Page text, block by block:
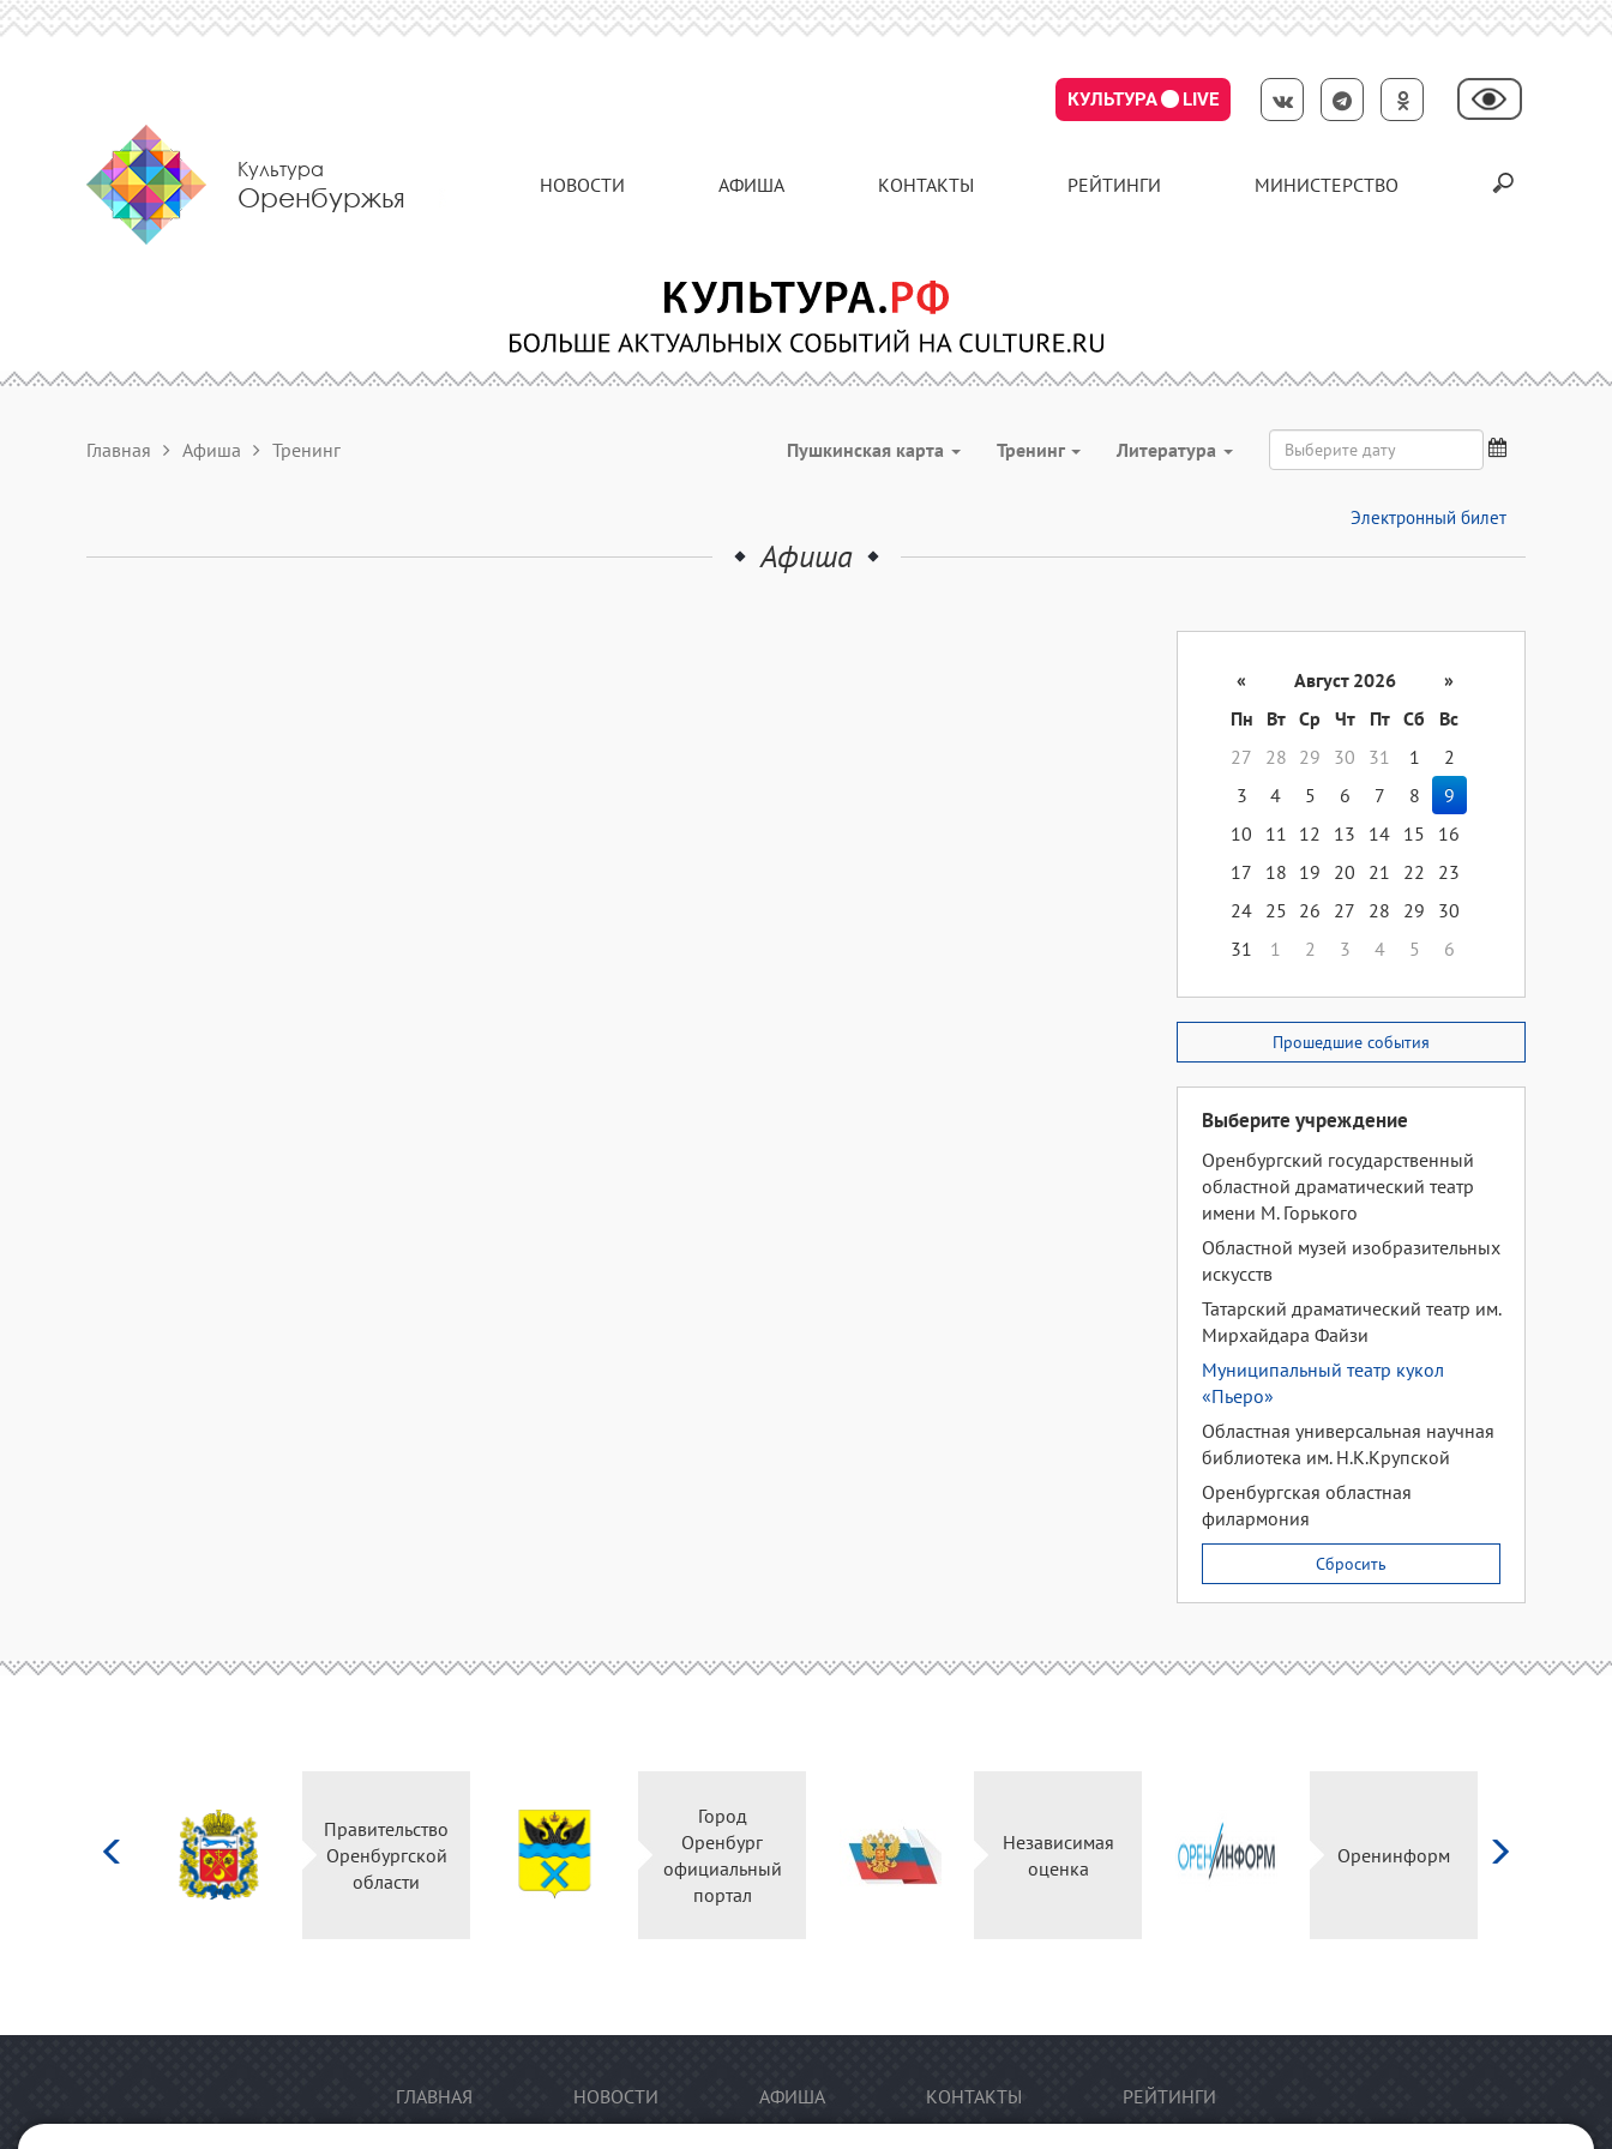
КУЛЬТУРА LIVE
Культура
Оренбуржья НОВОСТИ АФИША КОНТАКТЫ РЕЙТИНГИ МИНИСТЕРСТВО
Главная Афиша Тренинг Пушкинская карта Тренинг Литература
Электронный билет
Афиша
« Август 2026
»
Пн
Вт Ср Чт Пт Сб
Вс
27
28 29 30 31 1
2
3
4 5 6 7 8
9
10
11 12 13 14 15
16
17
18 19 20 21 22
23
24 25 26 27 28 29
30
31
1 2 3 4 5 6
Прошедшие события
Выберите учреждение
Оренбургский государственный
областной драматический театр
имени М. Горького
Областной музей изобразительных
искусств
Татарский драматический театр им.
Мирхайдара Файзи
Муниципальный театр кукол
«Пьеро»
Областная универсальная научная
библиотека им. Н.К.Крупской
Оренбургская областная
филармония
Сбросить
Правительство
Оренбургской
области
Город
Оренбург
официальный
портал
Независимая
оценка
Оренинформ
ГЛАВНАЯ НОВОСТИ АФИША КОНТАКТЫ РЕЙТИНГИ